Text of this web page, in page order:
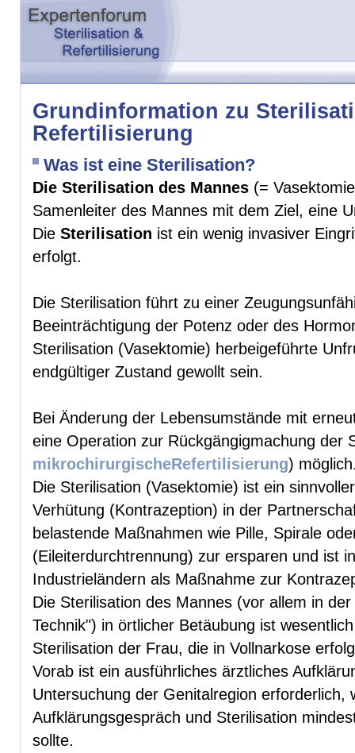
Grundinformation zu
Refertilisierung
Was ist eine Sterilisation?
Die Sterilisation des Mannes (=
Samenleiter des Mannes mit dem Ziel, eine
Die Sterilisation ist ein wenig invasiver
erfolgt.
Die Sterilisation führt zu einer
Beeinträchtigung der Potenz oder des
Sterilisation (Vasektomie) herbeigeführte
endgültiger Zustand gewollt sein.
Bei Änderung der Lebensumstände mit
eine Operation zur Rückgängigmachung der
mikrochirurgischeRefertilisierung)
Die Sterilisation (Vasektomie) ist ein
Verhütung (Kontrazeption) in der
belastende Maßnahmen wie Pille, Spirale
(Eileiterdurchtrennung) zur ersparen und ist
Industrieländern als Maßnahme zur
Die Sterilisation des Mannes (vor allem in
Technik") in örtlicher Betäubung ist
Sterilisation der Frau, die in Vollnarkose
Vorab ist ein ausführliches ärztliches
Untersuchung der Genitalregion erforderlich,
Aufklärungsgespräch und Sterilisation
sollte.